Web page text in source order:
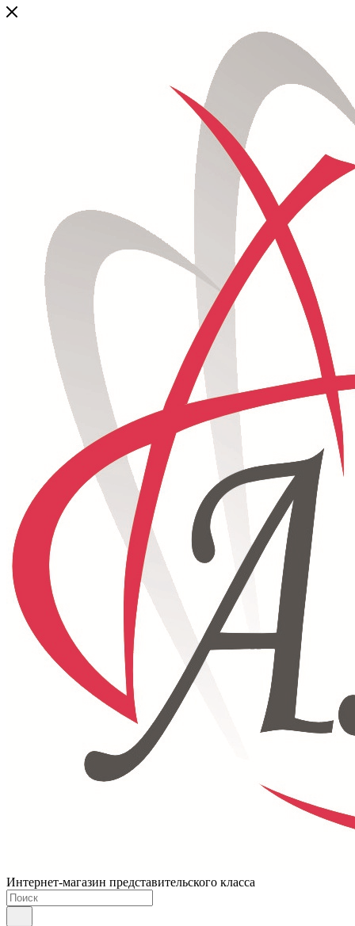
Интернет-магазин представительского класса